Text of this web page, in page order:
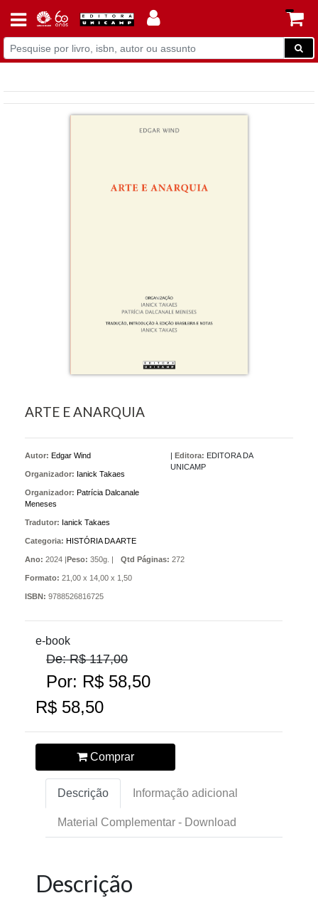
ARTE E ANARQUIA
Autor: Edgar Wind
Organizador: Ianick Takaes
Organizador: Patrícia Dalcanale
Meneses
Tradutor: Ianick Takaes
|Editora: EDITORA DA
UNICAMP
Categoria: HISTÓRIA DA ARTE
Ano: 2024 |Peso: 350g. | Qtd Páginas: 272
Formato: 21,00 x 14,00 x 1,50
ISBN: 9788526816725
e-book
De: R$ 117,00
Por: R$ 58,50
R$ 58,50
Comprar
Descrição Informação adicional
Material Complementar - Download
Descrição